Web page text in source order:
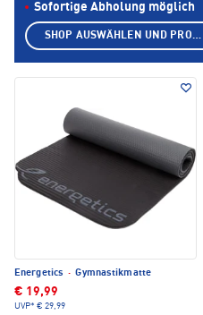
Energetics · Gymnastikmatte
€ 19,99
UVP* € 29,99
Sofortige Abholung möglich
SHOP AUSWÄHLEN UND PRODUKTE ANZEIGEN